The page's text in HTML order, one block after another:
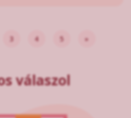
válaszol
3 4 5 »